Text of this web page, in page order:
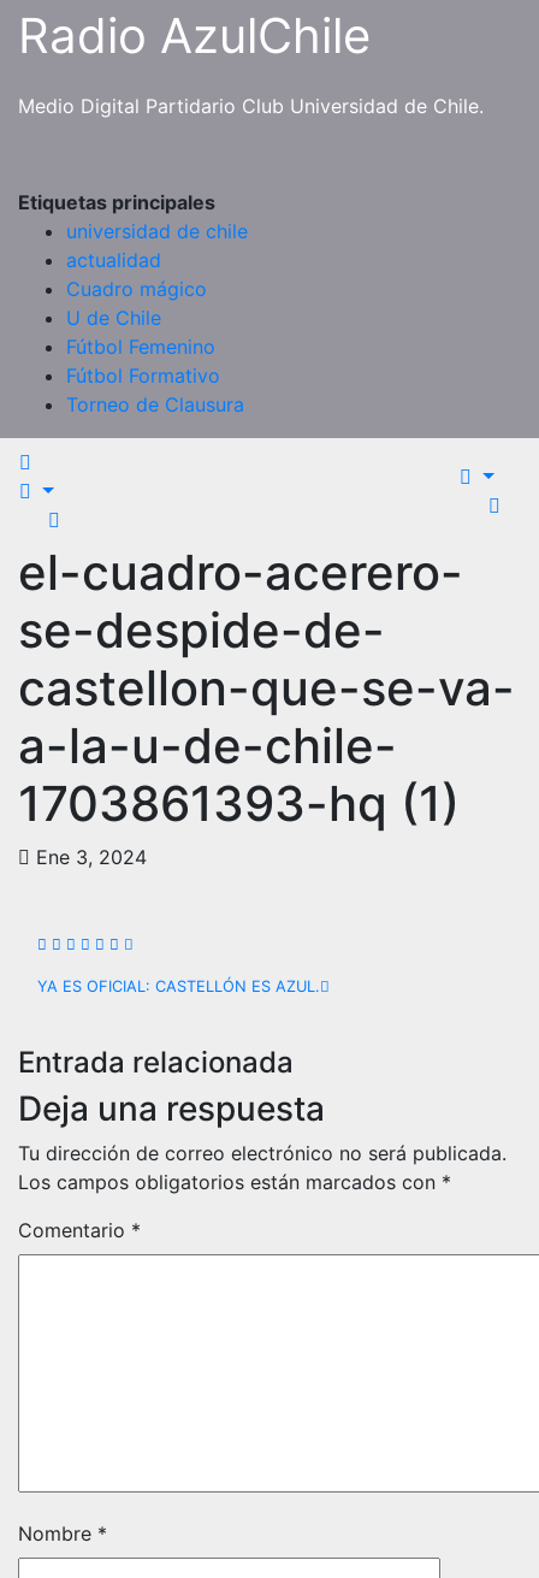
SaltarRadio AzulChile
Medio Digital Partidario Club Universidad de Chile.
Etiquetas principales
universidad de chile
actualidad
Cuadro mágico
U de Chile
Fútbol Femenino
Fútbol Formativo
Torneo de Clausura
el-cuadro-acerero-
se-despide-de-
castellon-que-se-va-
a-la-u-de-chile-
1703861393-hq (1)
Ene 3, 2024
Navegación
de
entradas
YA ES OFICIAL: CASTELLÓN ES AZUL.
Entrada relacionada
Deja una respuesta
Tu dirección de correo electrónico no será publicada.
Los campos obligatorios están marcados con *
Comentario *
Nombre *